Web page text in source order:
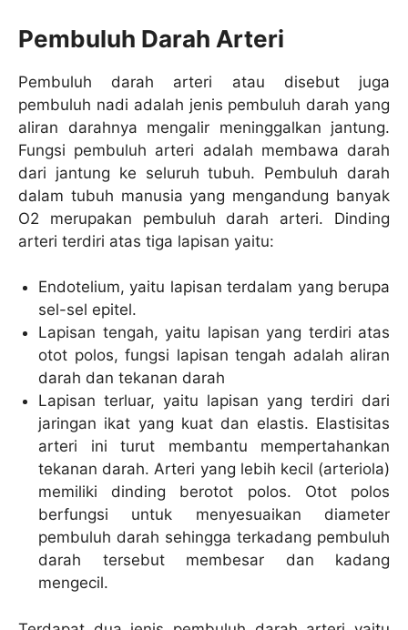
Pembuluh Darah Arteri
Pembuluh darah arteri atau disebut juga
pembuluh nadi adalah jenis pembuluh darah yang
aliran darahnya mengalir meninggalkan jantung.
Fungsi pembuluh arteri adalah membawa darah
dari jantung ke seluruh tubuh. Pembuluh darah
dalam tubuh manusia yang mengandung banyak
O2 merupakan pembuluh darah arteri. Dinding
arteri terdiri atas tiga lapisan yaitu:
Endotelium, yaitu lapisan terdalam yang berupa
sel-sel epitel.
Lapisan tengah, yaitu lapisan yang terdiri atas
otot polos, fungsi lapisan tengah adalah aliran
darah dan tekanan darah
Lapisan terluar, yaitu lapisan yang terdiri dari
jaringan ikat yang kuat dan elastis. Elastisitas
arteri ini turut membantu mempertahankan
tekanan darah. Arteri yang lebih kecil (arteriola)
memiliki dinding berotot polos. Otot polos
berfungsi untuk menyesuaikan diameter
pembuluh darah sehingga terkadang pembuluh
darah tersebut membesar dan kadang
mengecil.